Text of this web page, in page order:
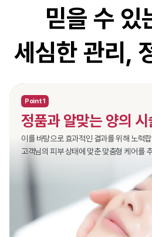
믿을 수 있
세심한 관리,
Point1
정품과 알맞는 양의
이를 바탕으로 효과적인 결과를 위해 노력
고객님의 피부 상태에 맞춘 맞춤형 케어를